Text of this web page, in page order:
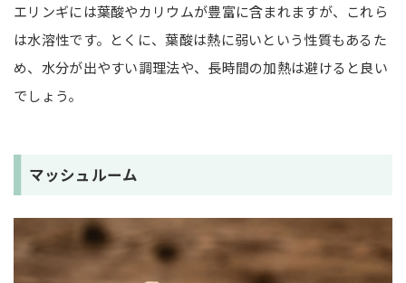
エリンギには葉酸やカリウムが豊富に含まれますが、これら
は水溶性です。とくに、葉酸は熱に弱いという性質もあるた
め、水分が出やすい調理法や、長時間の加熱は避けると良い
でしょう。
マッシュルーム